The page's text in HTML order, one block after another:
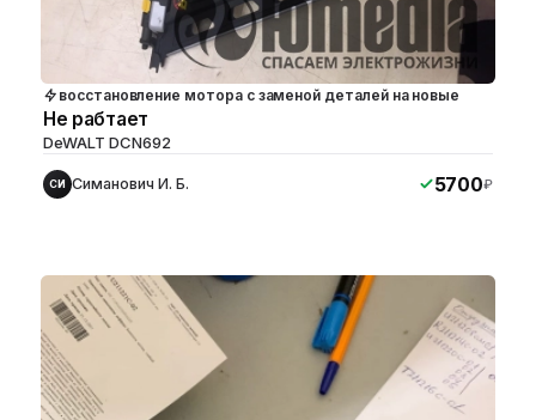
восстановление мотора с заменой деталей на новые
Не рабтает
DeWALT DCN692
СИ Симанович И. Б. 5700₽